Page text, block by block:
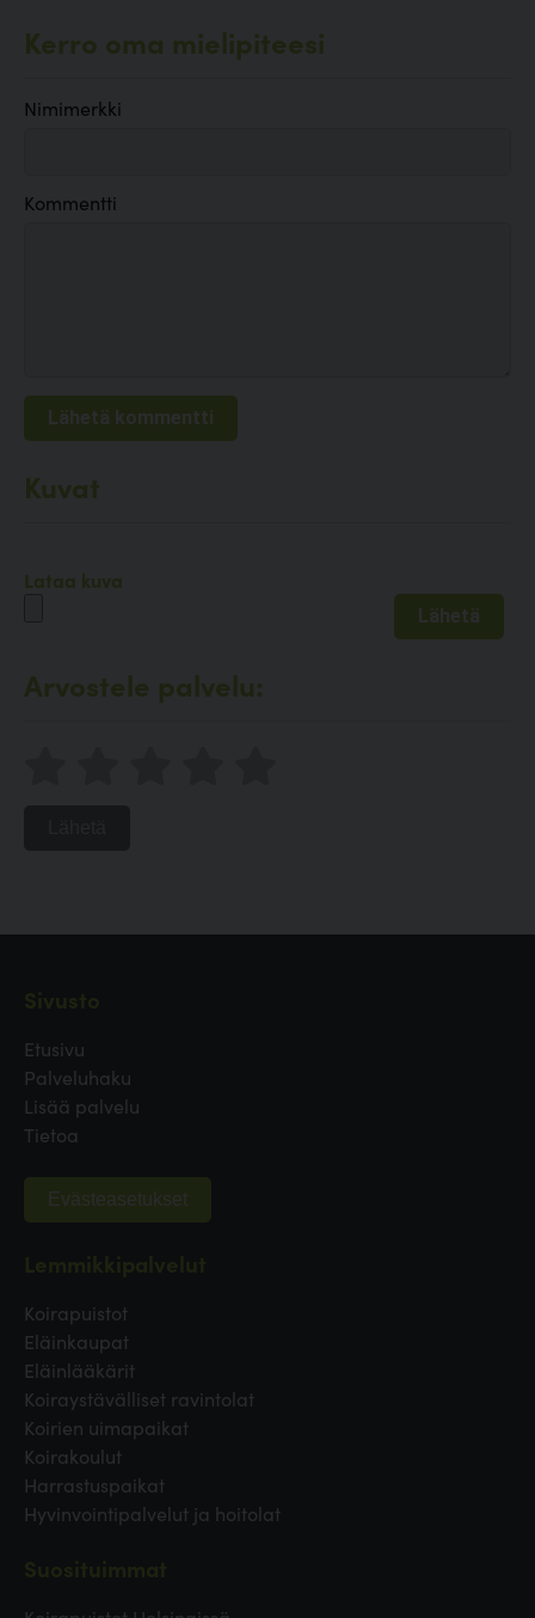
Kerro oma mielipiteesi
Nimimerkki
Kommentti
Kuvat
Lataa kuva
Arvostele palvelu:
Etusivu
Palveluhaku
Lisää palvelu
Tietoa
Evästeasetukset
Koirapuistot
Eläinkaupat
Eläinlääkärit
Koiraystävälliset ravintolat
Koirien uimapaikat
Koirakoulut
Harrastuspaikat
Hyvinvointipalvelut ja hoitolat